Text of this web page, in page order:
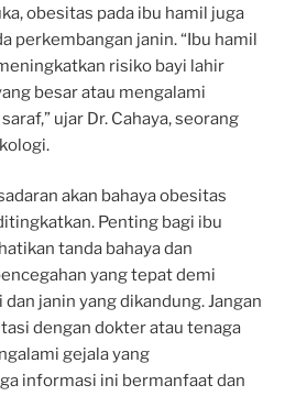
obesitas pada ibu hamil juga
perkembangan janin. “Ibu hamil
risiko bayi lahir
besar atau mengalami
ujar Dr. Cahaya, seorang
akan bahaya obesitas
Penting bagi ibu
tanda bahaya dan
yang tepat demi
janin yang dikandung. Jangan
dengan dokter atau tenaga
gejala yang
informasi ini bermanfaat dan